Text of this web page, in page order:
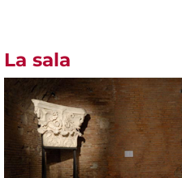
La sala